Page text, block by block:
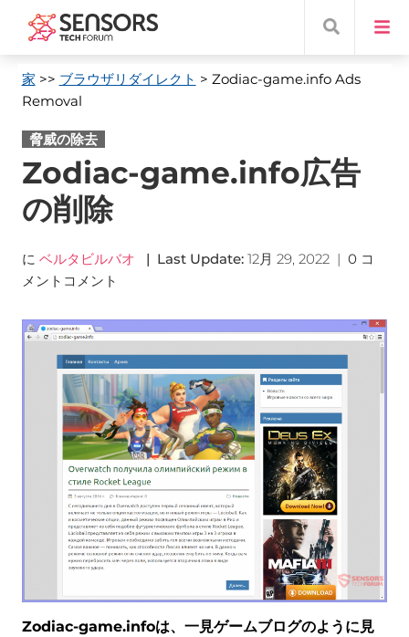
家 >> ブラウザリダイレクト > Zodiac-game.info Ads
Removal
脅威の除去
Zodiac-game.info広告
の削除
に ベルタビルバオ | Last Update: 12月 29, 2022| 0 コ
メントコメント
Zodiac-game.infoは、一見ゲームブログのように見